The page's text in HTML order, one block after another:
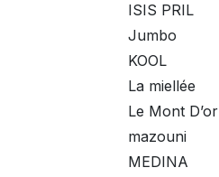
ISIS PRIL
Jumbo
KOOL
La miellée
Le Mont D’or
mazouni
MEDINA